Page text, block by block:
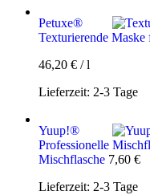
Petuxe®
Texturierende Maske
46,20 € /l
Lieferzeit: 2-3 Tage
Yuup!®
Professionelle
Mischflasche 7,60 €
Lieferzeit: 2-3 Tage